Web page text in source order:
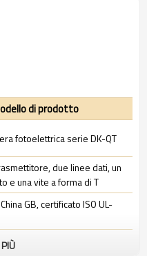
di prodotto
fotoelettrica serie DK-QT
due linee dati, un
e una vite a forma di T
GB, certificato ISO UL-
standard